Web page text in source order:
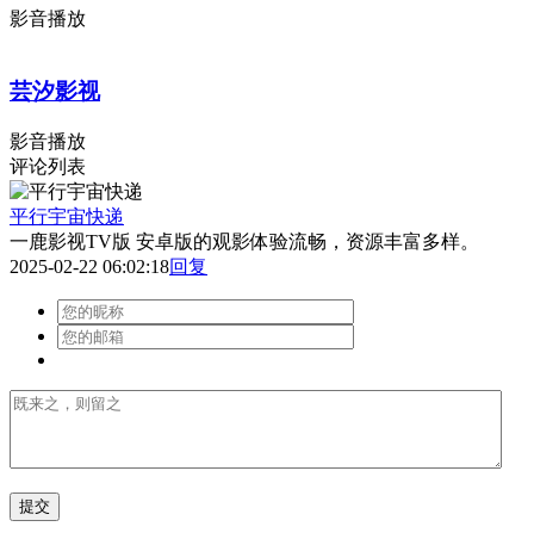
影音播放
芸汐影视
影音播放
评论列表
平行宇宙快递
一鹿影视TV版 安卓版的观影体验流畅，资源丰富多样。
2025-02-22 06:02:18回复